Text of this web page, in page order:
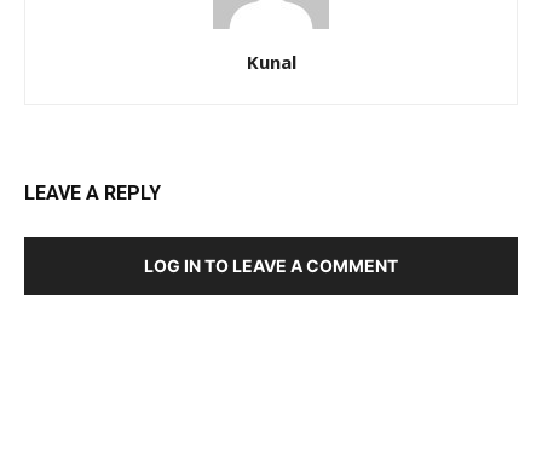
Kunal
LEAVE A REPLY
LOG IN TO LEAVE A COMMENT